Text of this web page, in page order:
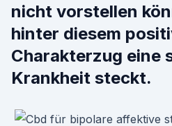
nicht vorstellen
hinter diesem
Charakterzug eine
Krankheit steckt.